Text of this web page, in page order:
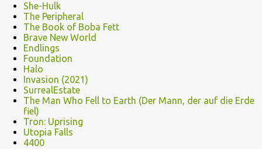
She-Hulk
The Peripheral
The Book of Boba Fett
Brave New World
Endlings
Foundation
Halo
Invasion (2021)
SurrealEstate
The Man Who Fell to Earth (Der Mann, der auf die Erde
fiel)
Tron: Uprising
Utopia Falls
4400